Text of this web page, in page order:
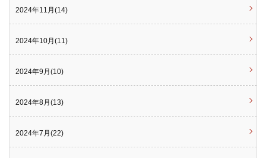
2024年11月(14)
2024年10月(11)
2024年9月(10)
2024年8月(13)
2024年7月(22)